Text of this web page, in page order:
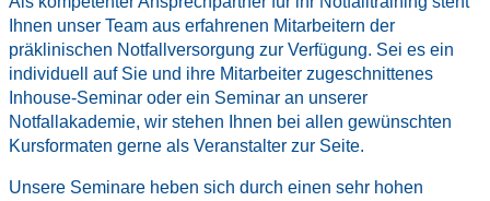
Ihnen unser Team aus erfahrenen Mitarbeitern der
präklinischen Notfallversorgung zur Verfügung. Sei es ein
individuell auf Sie und ihre Mitarbeiter zugeschnittenes
Inhouse-Seminar oder ein Seminar an unserer
Notfallakademie, wir stehen Ihnen bei allen gewünschten
Kursformaten gerne als Veranstalter zur Seite.
Unsere Seminare heben sich durch einen sehr hohen